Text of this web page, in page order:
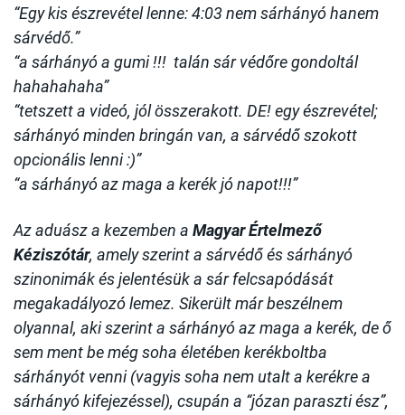
“Egy kis észrevétel lenne: 4:03 nem sárhányó hanem
sárvédő.”
“a sárhányó a gumi !!! talán sár védőre gondoltál
hahahahaha”
“tetszett a videó, jól összerakott. DE! egy észrevétel;
sárhányó minden bringán van, a sárvédő szokott
opcionális lenni :)”
“a sárhányó az maga a kerék jó napot!!!”
Az aduász a kezemben a Magyar Értelmező
Kéziszótár, amely szerint a sárvédő és sárhányó
szinonimák és jelentésük a sár felcsapódását
megakadályozó lemez. Sikerült már beszélnem
olyannal, aki szerint a sárhányó az maga a kerék, de ő
sem ment be még soha életében kerékboltba
sárhányót venni (vagyis soha nem utalt a kerékre a
sárhányó kifejezéssel), csupán a “józan paraszti ész”,